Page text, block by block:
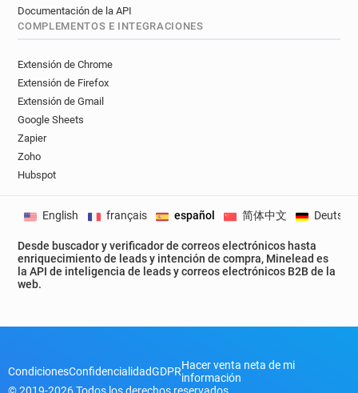
Documentación de la API
COMPLEMENTOS E INTEGRACIONES
Extensión de Chrome
Extensión de Firefox
Extensión de Gmail
Google Sheets
Zapier
Zoho
Hubspot
Desde buscador y verificador de correos electrónicos hasta
enriquecimiento de leads y intención de compra, Minelead es
la API de inteligencia de leads y correos electrónicos B2B de la
web.
English français español 简体中文 Deutsch
CondicionesConfidencialidadGDPRHacer venta neta de mi
información